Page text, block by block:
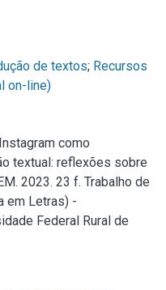
de textos; Recursos
on-line)
como
textual: reflexões sobre
2023. 23 f. Trabalho de
em Letras) -
Federal Rural de